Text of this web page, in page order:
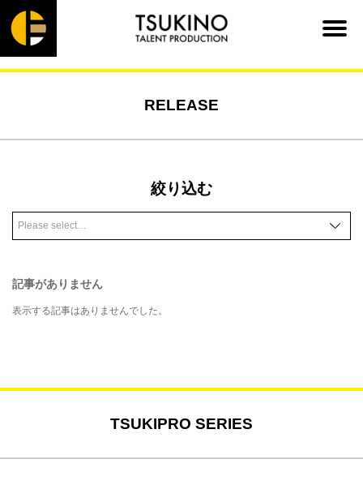
RELEASE
絞り込む
記事がありません
表示する記事はありませんでした。
TSUKIPRO SERIES